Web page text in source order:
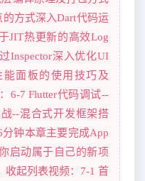
方式深入Dart代码运
JIT热更新的高效Log
Inspector深入优化UI
能面板的使用技巧及
6-7 Flutter代码调试--
--混合式开发框架搭
钟本章主要完成App
启动属于自己的新项
收起列表视频：7-1 首